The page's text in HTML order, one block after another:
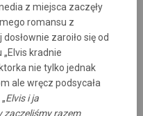
z miejsca zaczęły
romansu z
zaroiło się od
kradnie
nie tylko jednak
ale wręcz podsycała
Elvis i ja
zaczęliśmy razem